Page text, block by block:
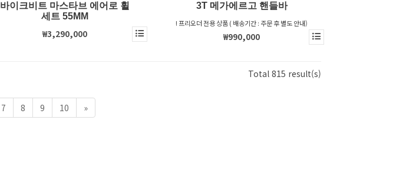
바이크비트 마스타브 에어로 휠
세트 55MM
₩3,290,000
3T 메가에르고 핸들바
! 프리오더 전용 상품 ( 배송기간 : 주문 후 별도 안내)
₩990,000
Total 815 result(s)
7 8 9 10 »